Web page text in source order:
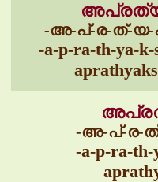
-അ-പ്-ര-ത്-
-a-p-ra-th-ya-k-
-അ-പ്-ര-
-a-p-ra-th-